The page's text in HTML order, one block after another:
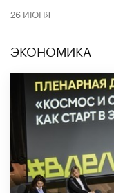
26 ИЮНЯ
ЭКОНОМИКА